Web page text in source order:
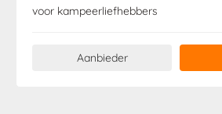
voor kampeerliefhebbers
Aanbieder